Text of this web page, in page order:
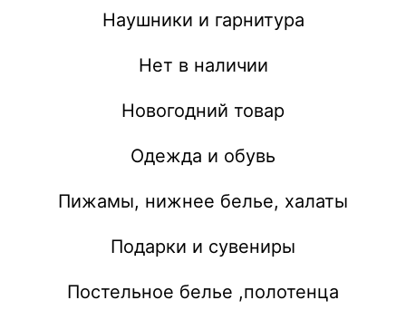
Наушники и гарнитура
Нет в наличии
Новогодний товар
Одежда и обувь
Пижамы, нижнее белье, халаты
Подарки и сувениры
Постельное белье ,полотенца